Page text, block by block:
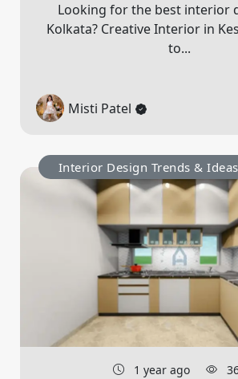
Looking for the best interior
Kolkata? Creative Interior in
to...
Misti Patel
Interior Design Trends &
1 year ago